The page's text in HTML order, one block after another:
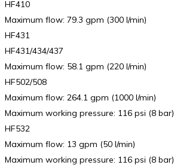
HF410
Maximum flow: 79.3 gpm (300 l/min)
HF431
HF431/434/437
Maximum flow: 58.1 gpm (220 l/min)
HF502/508
Maximum flow: 264.1 gpm (1000 l/min)
Maximum working pressure: 116 psi (8 bar)
HF532
Maximum flow: 13 gpm (50 l/min)
Maximum working pressure: 116 psi (8 bar)